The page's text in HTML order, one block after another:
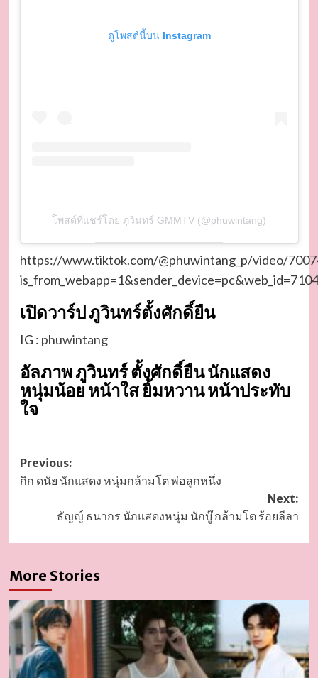
ดูโพสต์นี้บน Instagram
โพสต์ที่แชร์โดย ภูวินทร์ GMMTV (@phuwintang)
https://www.tiktok.com/@phuwintang_p/video/
เปิดวาร์ป ภูวินทร์ตั้งศักดิ์ยืน
IG : phuwintang
อัลภาพ ภูวินทร์ ตั้งศักดิ์ยืน นักแสดง
หนุ่มน้อย หน้าใส ยิ้มหวาน หน้าประทับ
ใจ
Post
navigation
Previous:
กิก ดนัย นักแสดง หนุ่มกล้ามโต พ่อลูกหนึ่ง
Next:
ธัญญ์ ธนากร นักแสดงหนุ่ม นักบู๊ กล้ามโต ร้อยลีลา
More Stories